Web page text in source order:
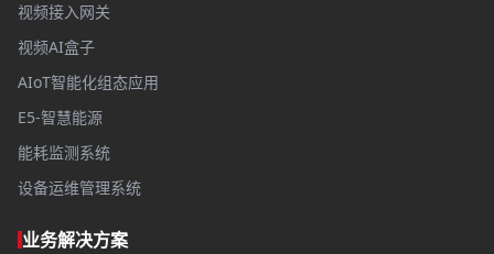
视频接入网关
视频AI盒子
AIoT智能化组态应用
E5-智慧能源
能耗监测系统
设备运维管理系统
业务解决方案